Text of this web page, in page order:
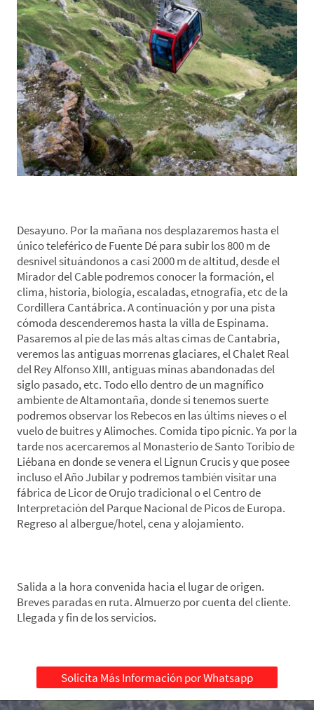
Desayuno. Por la mañana nos desplazaremos hasta el
único teleférico de Fuente Dé para subir los 800 m de
desnivel situándonos a casi 2000 m de altitud, desde el
Mirador del Cable podremos conocer la formación, el
clima, historia, biología, escaladas, etnografía, etc de la
Cordillera Cantábrica. A continuación y por una pista
cómoda descenderemos hasta la villa de Espinama.
Pasaremos al pie de las más altas cimas de Cantabria,
veremos las antiguas morrenas glaciares, el Chalet Real
del Rey Alfonso XIII, antiguas minas abandonadas del
siglo pasado, etc. Todo ello dentro de un magnífico
ambiente de Altamontaña, donde si tenemos suerte
podremos observar los Rebecos en las últims nieves o el
vuelo de buitres y Alimoches. Comida tipo picnic. Ya por la
tarde nos acercaremos al Monasterio de Santo Toribio de
Liébana en donde se venera el Lignun Crucis y que posee
incluso el Año Jubilar y podremos también visitar una
fábrica de Licor de Orujo tradicional o el Centro de
Interpretación del Parque Nacional de Picos de Europa.
Regreso al albergue/hotel, cena y alojamiento.
Salida a la hora convenida hacia el lugar de origen.
Breves paradas en ruta. Almuerzo por cuenta del cliente.
Llegada y fin de los servicios.
Solicita Más Información por Whatsapp